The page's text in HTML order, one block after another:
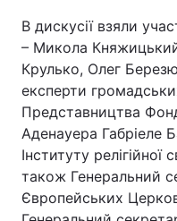
В дискусії взяли
– Микола
Крулько, Олег
експерти
Представництва
Аденауера Габріеле
Інституту
також Генеральний
Європейських